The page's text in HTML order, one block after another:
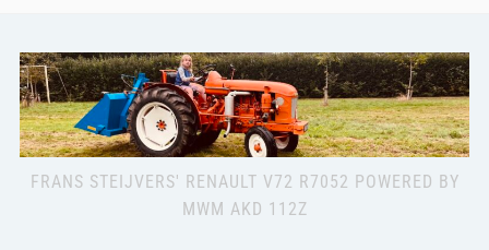
FRANS STEIJVERS' RENAULT V72 R7052 POWERED BY
MWM AKD 112Z